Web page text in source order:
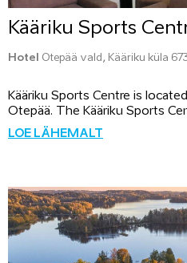
Kääriku Sports
Hotel Otepää vald, Kääriku küla
Kääriku Sports Centre is
Otepää. The Kääriku Sports
LOE LÄHEMALT